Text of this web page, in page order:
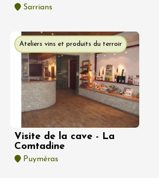
Sarrians
Ateliers vins et produits du terroir
Visite de la cave - La
Comtadine
Puyméras